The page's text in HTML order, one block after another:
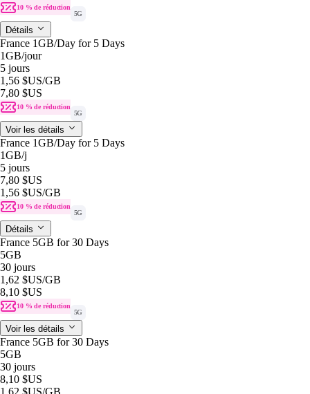
10 % de réduction
5G
Détails
France 1GB/Day for 5 Days
1GB/jour
5 jours
1,56 $US/GB
7,80 $US
10 % de réduction
5G
Voir les détails
France 1GB/Day for 5 Days
1GB/j
5 jours
7,80 $US
1,56 $US/GB
10 % de réduction
5G
Détails
France 5GB for 30 Days
5GB
30 jours
1,62 $US/GB
8,10 $US
10 % de réduction
5G
Voir les détails
France 5GB for 30 Days
5GB
30 jours
8,10 $US
1,62 $US/GB